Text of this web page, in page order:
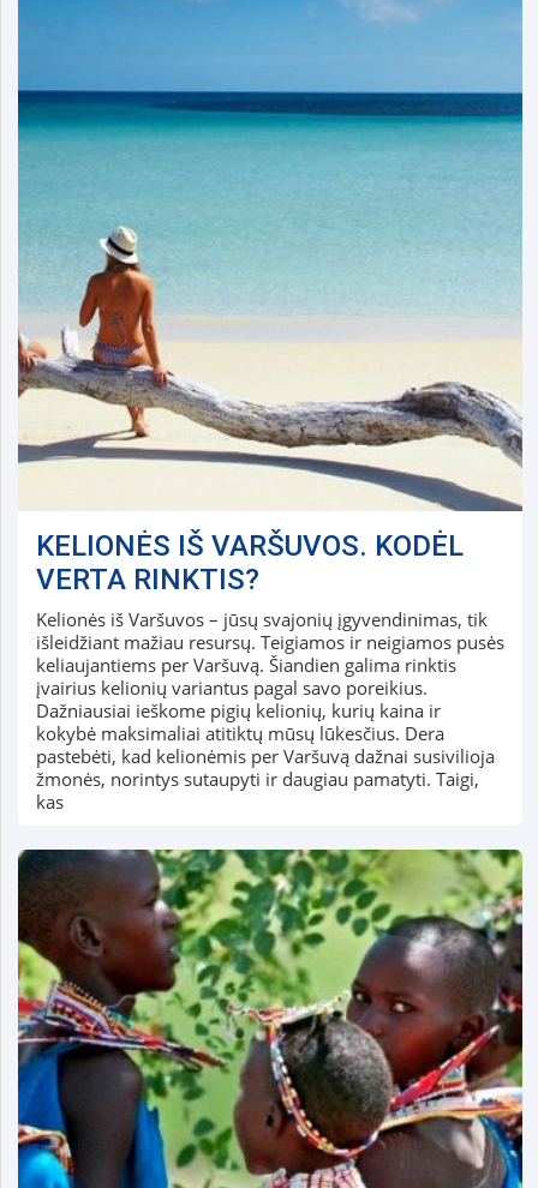
KELIONĖS IŠ VARŠUVOS. KODĖL
VERTA RINKTIS?
Kelionės iš Varšuvos – jūsų svajonių įgyvendinimas, tik
išleidžiant mažiau resursų. Teigiamos ir neigiamos pusės
keliaujantiems per Varšuvą. Šiandien galima rinktis
įvairius kelionių variantus pagal savo poreikius.
Dažniausiai ieškome pigių kelionių, kurių kaina ir
kokybė maksimaliai atitiktų mūsų lūkesčius. Dera
pastebėti, kad kelionėmis per Varšuvą dažnai susivilioja
žmonės, norintys sutaupyti ir daugiau pamatyti. Taigi,
kas